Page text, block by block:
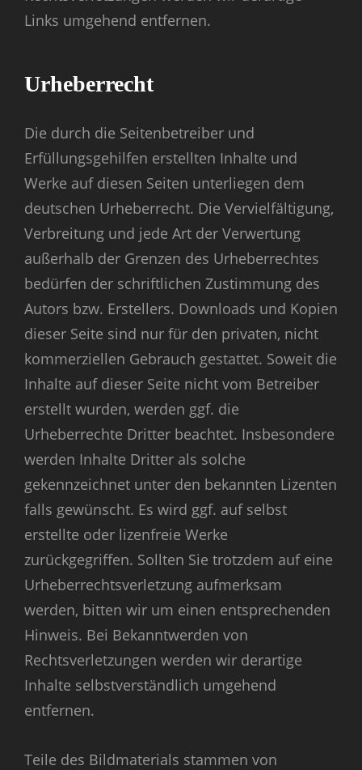
Links umgehend entfernen.
Urheberrecht
Die durch die Seitenbetreiber und
Erfüllungsgehilfen erstellten Inhalte und
Werke auf diesen Seiten unterliegen dem
deutschen Urheberrecht. Die Vervielfältigung,
Verbreitung und jede Art der Verwertung
außerhalb der Grenzen des Urheberrechtes
bedürfen der schriftlichen Zustimmung des
Autors bzw. Erstellers. Downloads und Kopien
dieser Seite sind nur für den privaten, nicht
kommerziellen Gebrauch gestattet. Soweit die
Inhalte auf dieser Seite nicht vom Betreiber
erstellt wurden, werden ggf. die
Urheberrechte Dritter beachtet. Insbesondere
werden Inhalte Dritter als solche
gekennzeichnet unter den bekannten Lizenten
falls gewünscht. Es wird ggf. auf selbst
erstellte oder lizenfreie Werke
zurückgegriffen. Sollten Sie trotzdem auf eine
Urheberrechtsverletzung aufmerksam
werden, bitten wir um einen entsprechenden
Hinweis. Bei Bekanntwerden von
Rechtsverletzungen werden wir derartige
Inhalte selbstverständlich umgehend
entfernen.
Teile des Bildmaterials stammen von